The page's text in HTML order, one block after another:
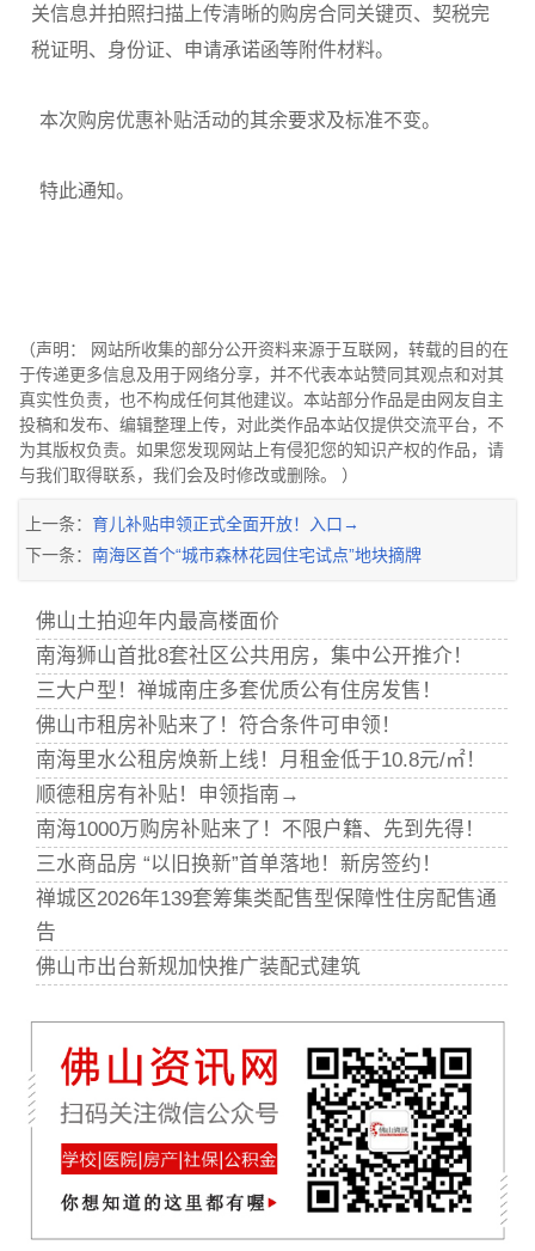
关信息并拍照扫描上传清晰的购房合同关键页、契税完
税证明、身份证、申请承诺函等附件材料。
本次购房优惠补贴活动的其余要求及标准不变。
特此通知。
（声明： 网站所收集的部分公开资料来源于互联网，转载的目的在
于传递更多信息及用于网络分享，并不代表本站赞同其观点和对其
真实性负责，也不构成任何其他建议。本站部分作品是由网友自主
投稿和发布、编辑整理上传，对此类作品本站仅提供交流平台，不
为其版权负责。如果您发现网站上有侵犯您的知识产权的作品，请
与我们取得联系，我们会及时修改或删除。 ）
上一条： 育儿补贴申领正式全面开放！入口→
下一条： 南海区首个“城市森林花园住宅试点”地块摘牌
佛山土拍迎年内最高楼面价
南海狮山首批8套社区公共用房，集中公开推介！
三大户型！禅城南庄多套优质公有住房发售！
佛山市租房补贴来了！符合条件可申领！
南海里水公租房焕新上线！月租金低于10.8元/㎡！
顺德租房有补贴！申领指南→
南海1000万购房补贴来了！不限户籍、先到先得！
三水商品房 “以旧换新”首单落地！新房签约！
禅城区2026年139套筹集类配售型保障性住房配售通
告
佛山市出台新规加快推广装配式建筑